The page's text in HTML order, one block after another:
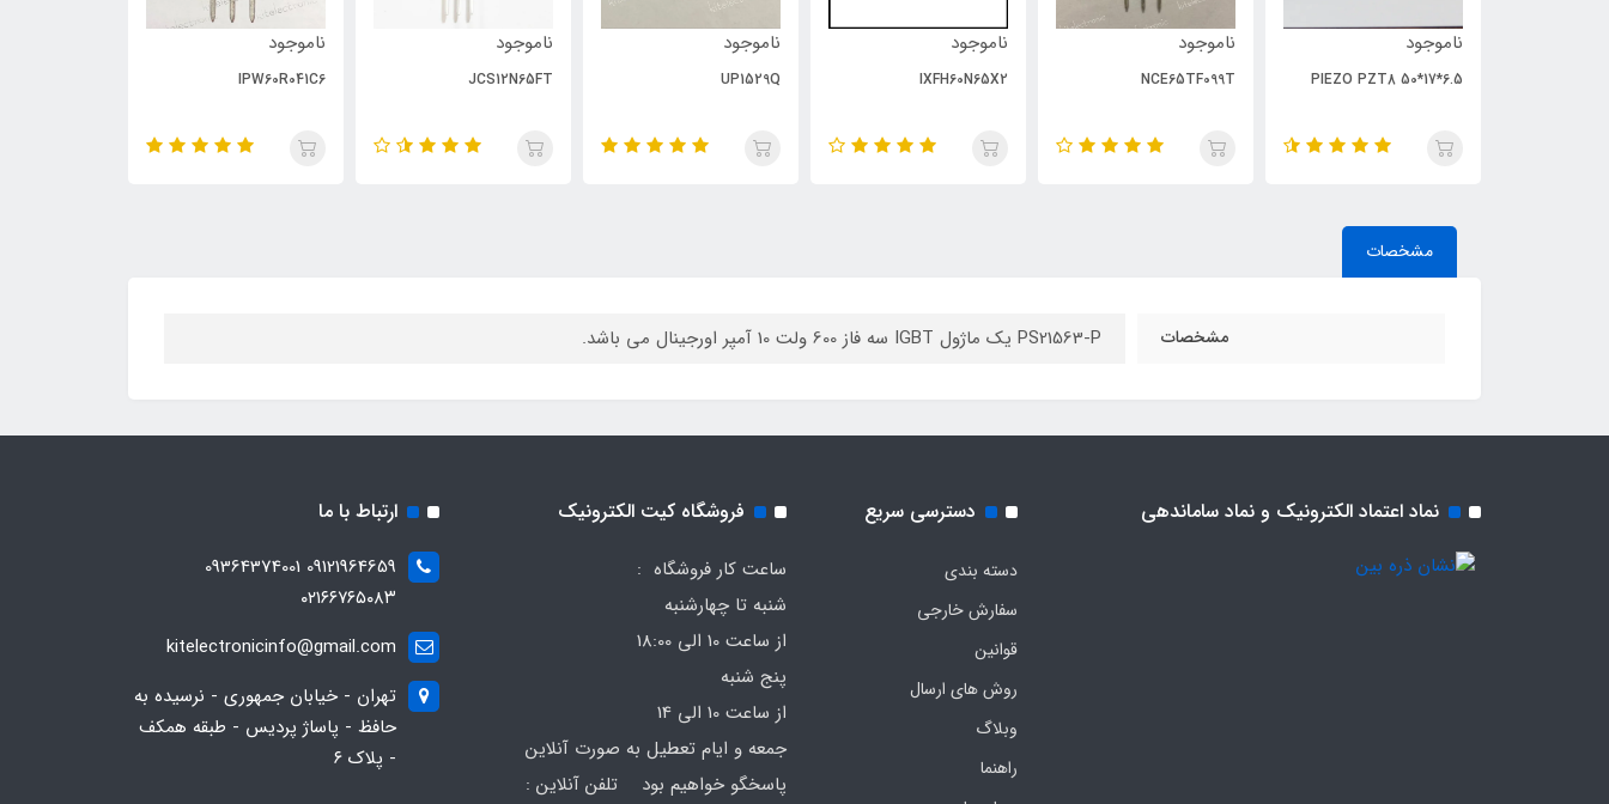
ناموجود
PIEZO PZT8 50*17*6.5
ناموجود
NCE65TF099T
ناموجود
IXFH60N65X2
ناموجود
UP1529Q
ناموجود
JCS12N65FT
ناموجود
IPW60R041C6
مشخصات
مشخصات PS21563-P یک ماژول IGBT سه فاز 600 ولت 10 آمپر اورجینال می باشد.
نماد اعتماد الکترونیک و نماد ساماندهی دسترسی سریع
دسته بندی
سفارش خارجی
قوانین
روش های ارسال
وبلاگ
راهنما
فروشگاه کیت الکترونیک
ساعت کار فروشگاه :
شنبه تا چهارشنبه
از ساعت 10 الی 18:00
پنج شنبه
از ساعت 10 الی 14
جمعه و ایام تعطیل به صورت آنلاین
پاسخگو خواهیم بود تلفن آنلاین :
ارتباط با ما
09121964659 09364374001
۰۲۱۶۶۷۶۵۰۸۳
kitelectronicinfo@gmail.com
تهران - خیابان جمهوری - نرسیده به
حافظ - پاساژ پردیس - طبقه همکف
- پلاک ۶